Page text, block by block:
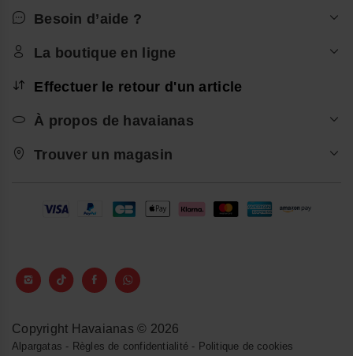
Besoin d’aide ?
La boutique en ligne
Effectuer le retour d'un article
À propos de havaianas
Trouver un magasin
Copyright Havaianas © 2026
Alpargatas - Règles de confidentialité- Politique de cookies